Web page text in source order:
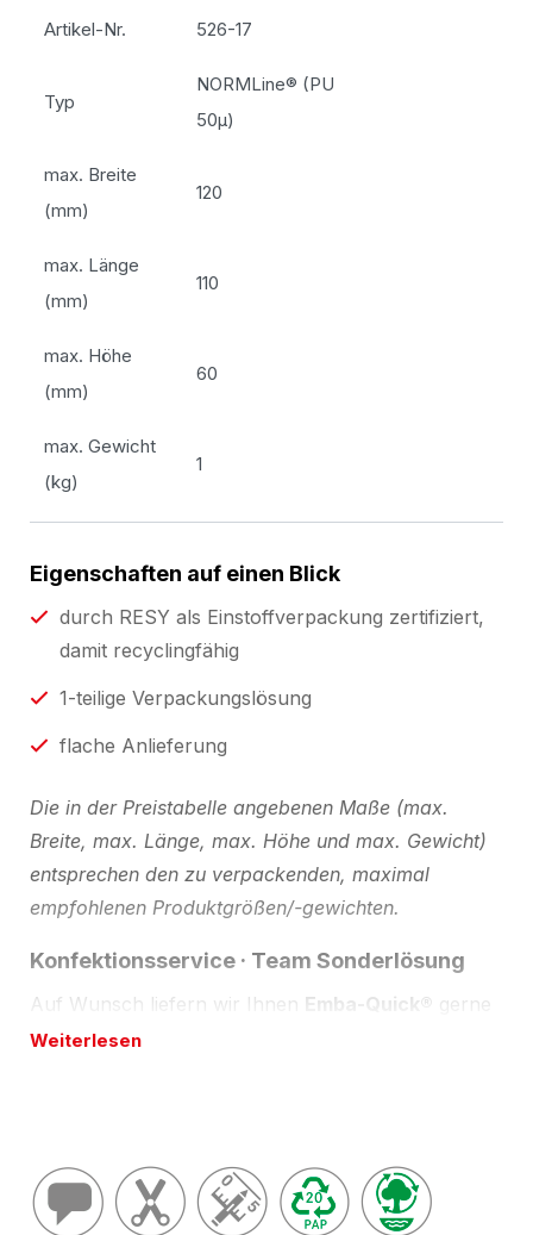
Artikel-Nr. 526-17
Typ
NORMLine® (PU
50µ)
max. Breite
(mm)
120
max. Länge
(mm)
110
max. Höhe
(mm)
60
max. Gewicht
(kg)
1
Eigenschaften auf einen Blick
durch RESY als Einstoffverpackung zertifiziert,
damit recyclingfähig
1-teilige Verpackungslösung
flache Anlieferung
Die in der Preistabelle angebenen Maße (max.
Breite, max. Länge, max. Höhe und max. Gewicht)
entsprechen den zu verpackenden, maximal
empfohlenen Produktgrößen/-gewichten.
Konfektionsservice · Team Sonderlösung
Auf Wunsch liefern wir Ihnen Emba-Quick®
gerne
auch in anderen Abmessungen und Ausführungen.
Emba-Quick® bietet praxisbewährten
Weiterlesen